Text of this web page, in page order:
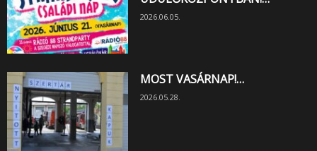
2026.06.05.
MOST VASÁRNAP!…
2026.05.28.